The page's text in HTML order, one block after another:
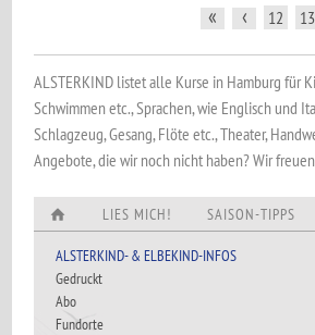
« ‹ 12 13
ALSTERKIND listet alle Kurse in Hamburg für
Schwimmen etc., Sprachen, wie Englisch und
Schlagzeug, Gesang, Flöte etc., Theater,
Angebote, die wir noch nicht haben? Wir
LIES MICH! SAISON-TIPPS
ALSTERKIND- & ELBEKIND-INFOS
Gedruckt
Abo
Fundorte